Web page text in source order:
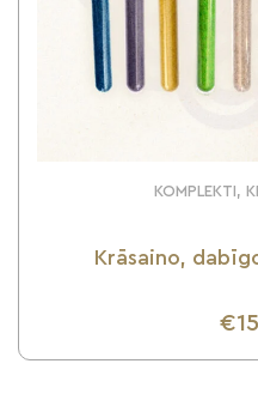
KOMPLEKTI,
Krāsaino,